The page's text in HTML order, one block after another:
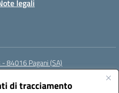
di tracciamento
legali
84016 Pagani (SA)
saps08000t@pec.istruzione.it